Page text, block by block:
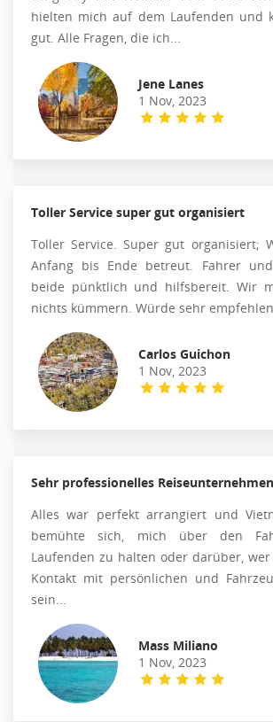
hielten mich auf dem Laufenden und
gut. Alle Fragen, die ich...
Jene Lanes
1 Nov, 2023
Toller Service super gut organisiert
Toller Service. Super gut organisiert;
Anfang bis Ende betreut. Fahrer
beide pünktlich und hilfsbereit. Wir
nichts kümmern. Würde sehr
Carlos Guichon
1 Nov, 2023
Sehr professionelles Reiseunternehmen
Alles war perfekt arrangiert und
bemühte sich, mich über den
Laufenden zu halten oder darüber,
Kontakt mit persönlichen und
sein...
Mass Miliano
1 Nov, 2023